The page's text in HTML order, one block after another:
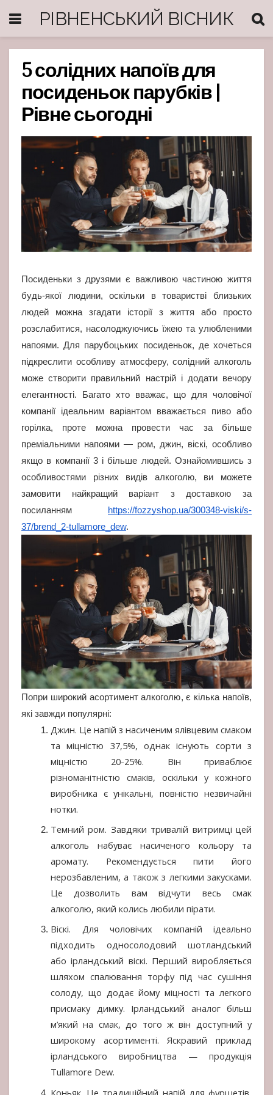
РІВНЕНСЬКИЙ ВІСНИК
5 солідних напоїв для
посиденьок парубків |
Рівне сьогодні
Посиденьки з друзями є важливою частиною життя
будь-якої людини, оскільки в товаристві близьких
людей можна згадати історії з життя або просто
розслабитися, насолоджуючись їжею та улюбленими
напоями. Для парубоцьких посиденьок, де хочеться
підкреслити особливу атмосферу, солідний алкоголь
може створити правильний настрій і додати вечору
елегантності. Багато хто вважає, що для чоловічої
компанії ідеальним варіантом вважається пиво або
горілка, проте можна провести час за більше
преміальними напоями — ром, джин, віскі, особливо
якщо в компанії 3 і більше людей. Ознайомившись з
особливостями різних видів алкоголю, ви можете
замовити найкращий варіант з доставкою за
посиланням
https://fozzyshop.ua/300348-viski/s-
37/brend_2-tullamore_dew.
Попри широкий асортимент алкоголю, є кілька напоїв,
які завжди популярні:
Джин. Це напій з насиченим ялівцевим смаком
та міцністю 37,5%, однак існують сорти з
міцністю 20-25%. Він приваблює
різноманітністю смаків, оскільки у кожного
виробника є унікальні, повністю незвичайні
нотки.
Темний ром. Завдяки тривалій витримці цей
алкоголь набуває насиченого кольору та
аромату. Рекомендується пити його
нерозбавленим, а також з легкими закусками.
Це дозволить вам відчути весь смак
алкоголю, який колись любили пірати.
Віскі. Для чоловічих компаній ідеально
підходить односолодовий шотландський
або ірландський віскі. Перший виробляється
шляхом спалювання торфу під час сушіння
солоду, що додає йому міцності та легкого
присмаку димку. Ірландський аналог більш
м’який на смак, до того ж він доступний у
широкому асортименті. Яскравий приклад
ірландського виробництва — продукція
Tullamore Dew.
Коньяк. Це традиційний напій для фуршетів,